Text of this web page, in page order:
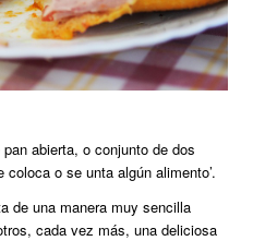
abierta, o conjunto de dos
o se unta algún alimento’.
de una manera muy sencilla
cada vez más, una deliciosa